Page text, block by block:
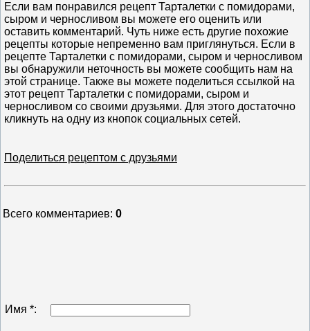
Если вам понравился рецепт Тарталетки с помидорами,
сыром и черносливом вы можете его оценить или
оставить комментарий. Чуть ниже есть другие похожие
рецепты которые непременно вам приглянуться. Если в
рецепте Тарталетки с помидорами, сыром и черносливом
вы обнаружили неточность вы можете сообщить нам на
этой странице. Также вы можете поделиться ссылкой на
этот рецепт Тарталетки с помидорами, сыром и
черносливом со своими друзьями. Для этого достаточно
кликнуть на одну из кнопок социальных сетей.
Поделиться рецептом с друзьями
Всего комментариев: 0
Имя *: